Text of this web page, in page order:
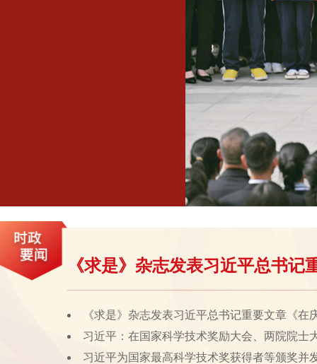
《求是》杂志发表习近平总书
《求是》杂志发表习近平总书记重要文章《
习近平：在国家科学技术奖励大会、两院院士
习近平为国家最高科学技术奖获得者等颁奖并